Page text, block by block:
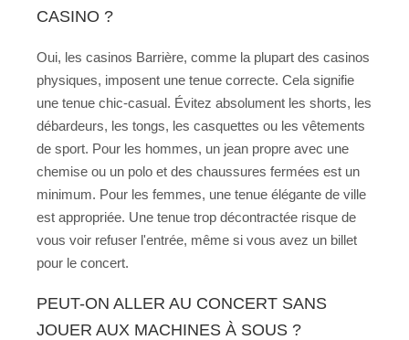
CASINO ?
Oui, les casinos Barrière, comme la plupart des casinos
physiques, imposent une tenue correcte. Cela signifie
une tenue chic-casual. Évitez absolument les shorts, les
débardeurs, les tongs, les casquettes ou les vêtements
de sport. Pour les hommes, un jean propre avec une
chemise ou un polo et des chaussures fermées est un
minimum. Pour les femmes, une tenue élégante de ville
est appropriée. Une tenue trop décontractée risque de
vous voir refuser l'entrée, même si vous avez un billet
pour le concert.
PEUT-ON ALLER AU CONCERT SANS
JOUER AUX MACHINES À SOUS ?